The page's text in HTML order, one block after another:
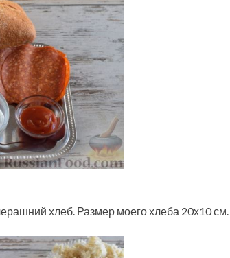
хлеб. Размер моего хлеба 20х10 см.